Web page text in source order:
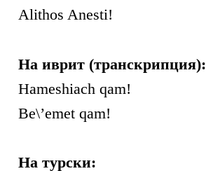
Alithos Anesti!
На иврит (транскрипция):
Hameshiach qam!
Be\’emet qam!
На турски: